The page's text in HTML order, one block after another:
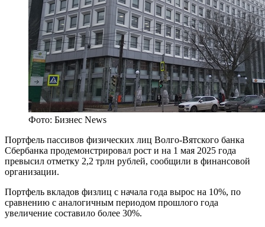
Фото: Бизнес News
Портфель пассивов физических лиц Волго-Вятского банка
Сбербанка продемонстрировал рост и на 1 мая 2025 года
превысил отметку 2,2 трлн рублей, сообщили в финансовой
организации.
Портфель вкладов физлиц с начала года вырос на 10%, по
сравнению с аналогичным периодом прошлого года
увеличение составило более 30%.